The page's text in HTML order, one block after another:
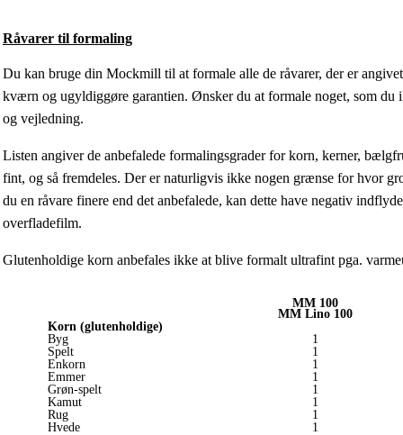
Råvarer til formaling
Du kan bruge din Mockmill til at formale alle de råvarer, der er
kværn og ugyldiggøre garantien. Ønsker du at formale noget, som
og vejledning.
Listen angiver de anbefalede formalingsgrader for korn, kerner,
fint, og så fremdeles. Der er naturligvis ikke nogen grænse for hvor
du en råvare finere end det anbefalede, kan dette have negativ
overfladefilm.
Glutenholdige korn anbefales ikke at blive formalt ultrafint pga.
MM 100
MM Lino 100
Korn (glutenholdige)
Byg
1
Spelt
1
Enkorn
1
Emmer
1
Grøn-spelt
1
Kamut
1
Rug
1
Hvede
1